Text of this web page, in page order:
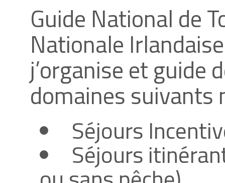
Guide National de
Nationale
j’organise et guide
domaines suivants
Séjours
Séjours